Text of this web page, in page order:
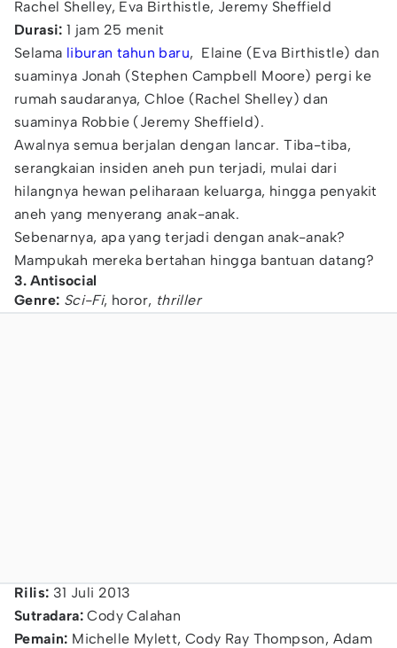
Rachel Shelley, Eva Birthistle, Jeremy Sheffield
Durasi: 1 jam 25 menit
Selama liburan tahun baru, Elaine (Eva Birthistle) dan
suaminya Jonah (Stephen Campbell Moore) pergi ke
rumah saudaranya, Chloe (Rachel Shelley) dan
suaminya Robbie (Jeremy Sheffield).
Awalnya semua berjalan dengan lancar. Tiba-tiba,
serangkaian insiden aneh pun terjadi, mulai dari
hilangnya hewan peliharaan keluarga, hingga penyakit
aneh yang menyerang anak-anak.
Sebenarnya, apa yang terjadi dengan anak-anak?
Mampukah mereka bertahan hingga bantuan datang?
3. Antisocial
Genre: Sci-Fi, horor, thriller
Rilis: 31 Juli 2013
Sutradara: Cody Calahan
Pemain: Michelle Mylett, Cody Ray Thompson, Adam